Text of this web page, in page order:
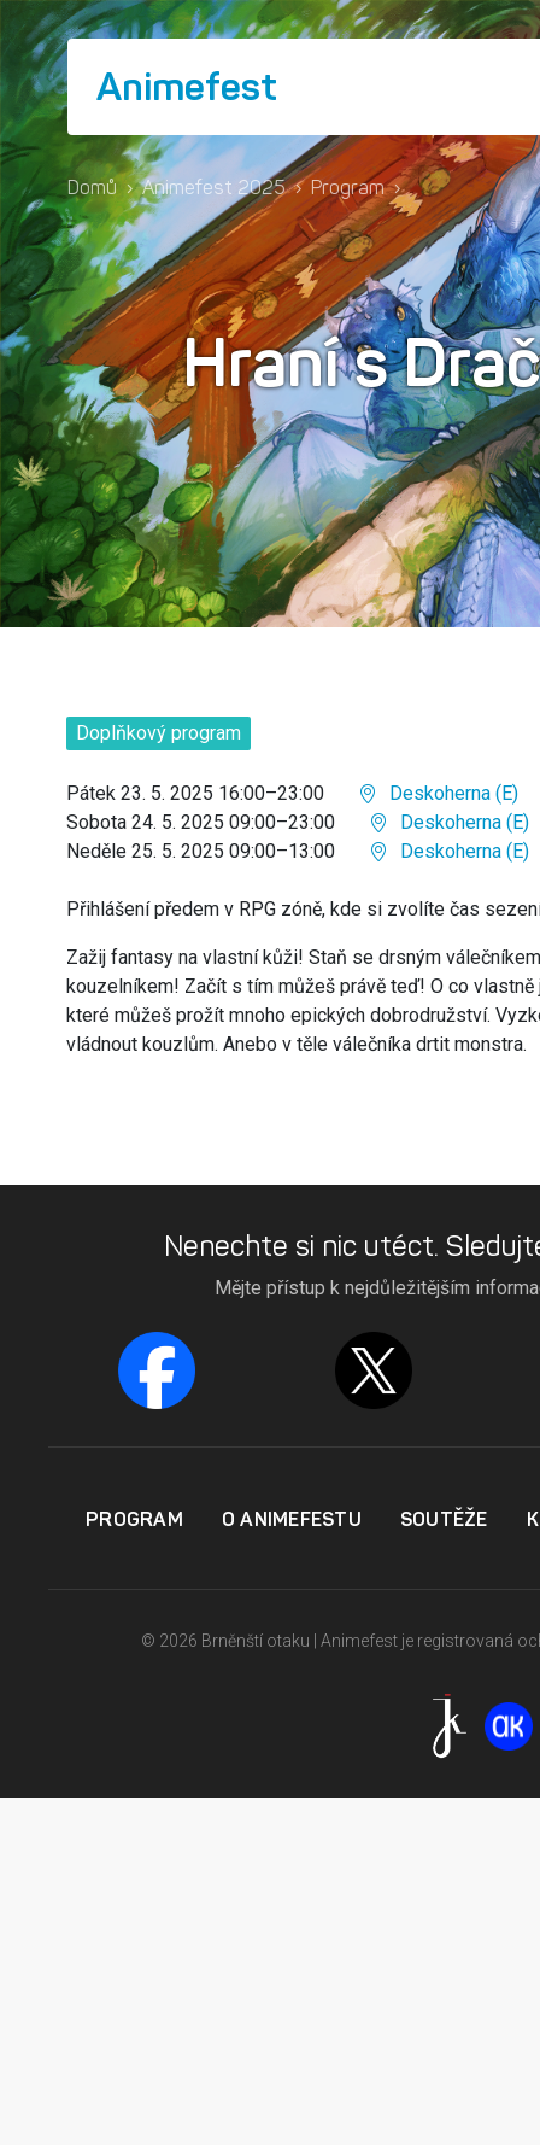
Animefest
Domů › Animefest 2025 › Program ›
Hraní s
Doplňkový program
Pátek 23. 5. 2025 16:00–23:00
Deskoherna (E)
Sobota 24. 5. 2025 09:00–23:00
Deskoherna (E)
Neděle 25. 5. 2025 09:00–13:00
Deskoherna (E)
Přihlášení předem v RPG zóně, kde si zvolíte čas
Zažij fantasy na vlastní kůži! Staň se drsným
kouzelníkem! Začít s tím můžeš právě teď! O co vlastně
které můžeš prožít mnoho epických dobrodružství.
vládnout kouzlům. Anebo v těle válečníka drtit monstra.
Nenechte si nic utéct.
Mějte přístup k nejdůležitějším
PROGRAM O ANIMEFESTU SOUTĚŽE
© 2026 Brněnští otaku | Animefest je registrovaná